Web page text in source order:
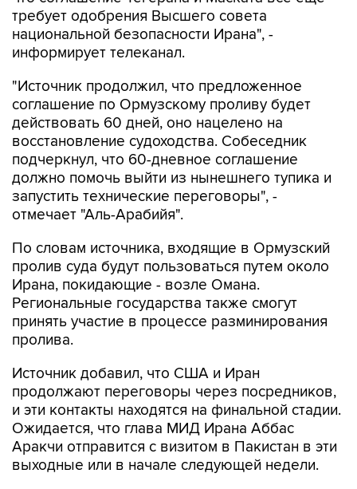
требует одобрения Высшего совета
национальной безопасности Ирана", -
информирует телеканал.
"Источник продолжил, что предложенное
соглашение по Ормузскому проливу будет
действовать 60 дней, оно нацелено на
восстановление судоходства. Собеседник
подчеркнул, что 60-дневное соглашение
должно помочь выйти из нынешнего тупика и
запустить технические переговоры", -
отмечает "Аль-Арабийя".
По словам источника, входящие в Ормузский
пролив суда будут пользоваться путем около
Ирана, покидающие - возле Омана.
Региональные государства также смогут
принять участие в процессе разминирования
пролива.
Источник добавил, что США и Иран
продолжают переговоры через посредников,
и эти контакты находятся на финальной стадии.
Ожидается, что глава МИД Ирана Аббас
Аракчи отправится с визитом в Пакистан в эти
выходные или в начале следующей недели.